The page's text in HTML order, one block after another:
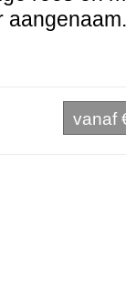
aangenaam.
vanaf